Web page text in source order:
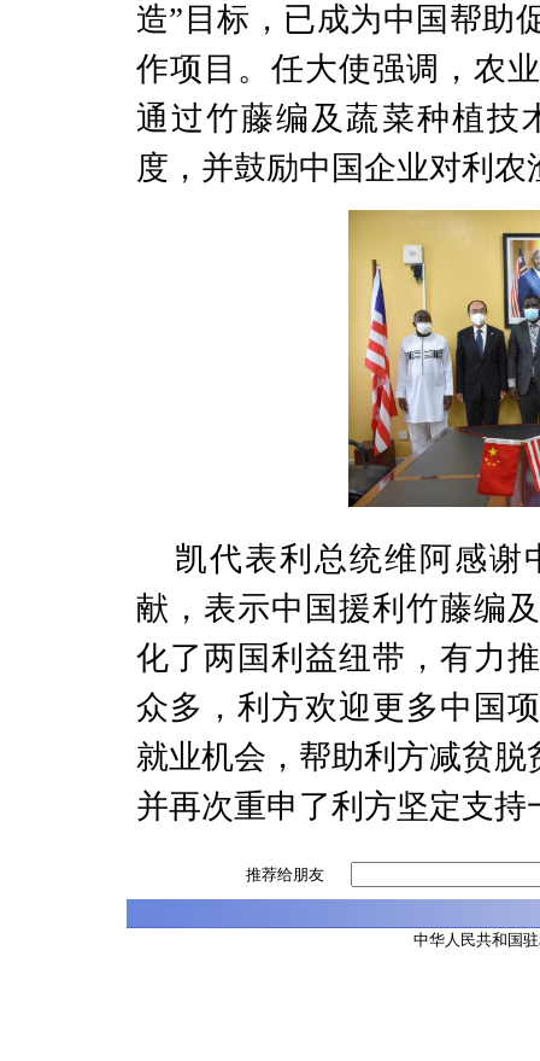
造”目标，已成为中国帮助
作项目。任大使强调，农
通过竹藤编及蔬菜种植技
度，并鼓励中国企业对利农
凯代表利总统维阿感谢
献，表示中国援利竹藤编
化了两国利益纽带，有力
众多，利方欢迎更多中国
就业机会，帮助利方减贫脱
并再次重申了利方坚定支持
推荐给朋友
中华人民共和国